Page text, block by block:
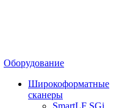
Оборудование
Широкоформатные
сканеры
SmartLF SGi